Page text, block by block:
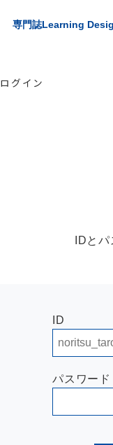
専門誌Learning
ログイン
IDと
ID
パスワード